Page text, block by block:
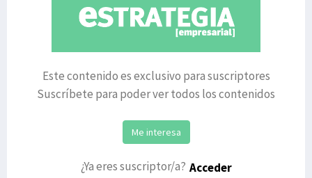
Este contenido es exclusivo para suscriptores
Suscríbete para poder ver todos los contenidos
Me interesa
¿Ya eres suscriptor/a? Acceder